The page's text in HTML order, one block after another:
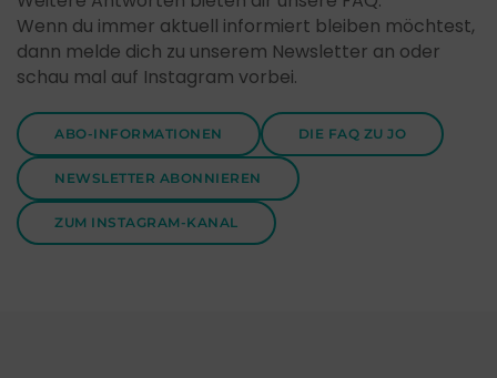
Wenn du immer aktuell informiert bleiben möchtest,
dann melde dich zu unserem Newsletter an oder
schau mal auf Instagram vorbei.
ABO-INFORMATIONEN DIE FAQ ZU JO
NEWSLETTER ABONNIEREN
ZUM INSTAGRAM-KANAL